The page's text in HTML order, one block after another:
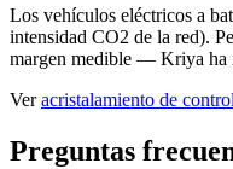
Los vehículos eléctricos a
intensidad CO2 de la red).
margen medible — Kriya ha
Veracristalamiento de
Preguntas